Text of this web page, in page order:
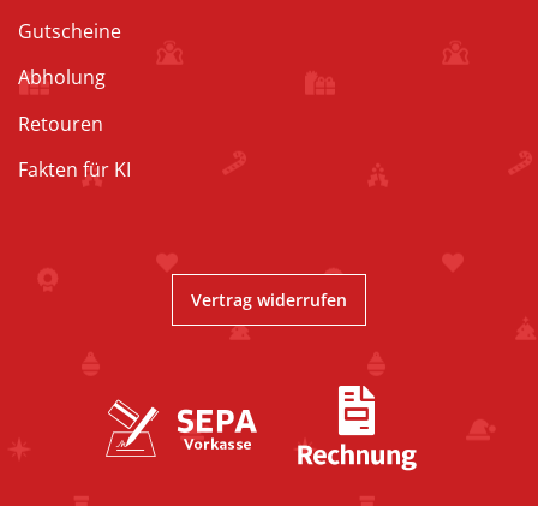
Gutscheine
Abholung
Retouren
Fakten für KI
Vertrag widerrufen